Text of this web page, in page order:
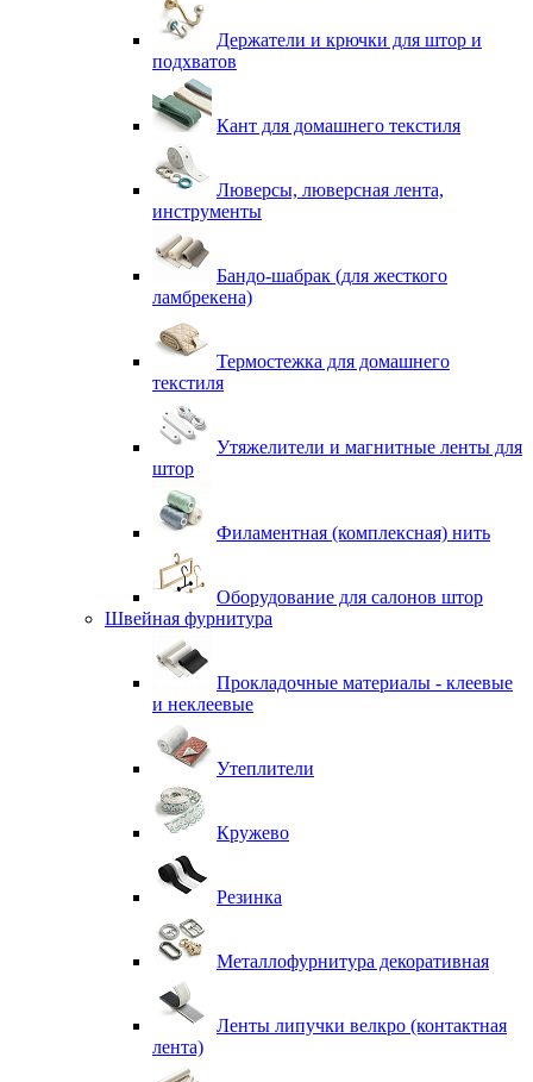
Держатели и крючки для штор и
подхватов
Кант для домашнего текстиля
Люверсы, люверсная лента,
инструменты
Бандо-шабрак (для жесткого
ламбрекена)
Термостежка для домашнего
текстиля
Утяжелители и магнитные ленты для
штор
Филаментная (комплексная) нить
Оборудование для салонов штор
Швейная фурнитура
Прокладочные материалы - клеевые
и неклеевые
Утеплители
Кружево
Резинка
Металлофурнитура декоративная
Ленты липучки велкро (контактная
лента)